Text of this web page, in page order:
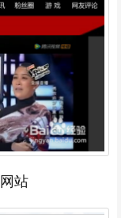
站